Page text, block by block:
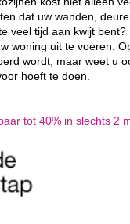
dat uw wanden,
veel tijd aan kwijt
woning uit te voeren.
wordt, maar weet u
hoeft te doen.
tot 40% in slechts 2